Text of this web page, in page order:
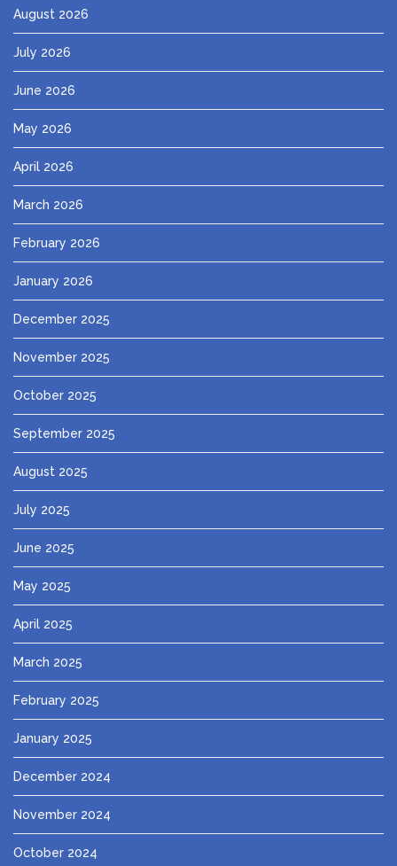
August 2026
July 2026
June 2026
May 2026
April 2026
March 2026
February 2026
January 2026
December 2025
November 2025
October 2025
September 2025
August 2025
July 2025
June 2025
May 2025
April 2025
March 2025
February 2025
January 2025
December 2024
November 2024
October 2024